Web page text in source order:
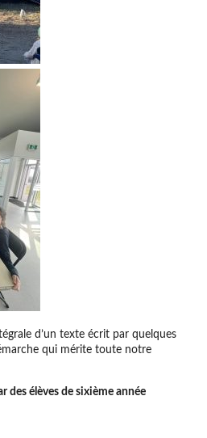
d’un texte écrit par quelques
qui mérite toute notre
des élèves de sixième année